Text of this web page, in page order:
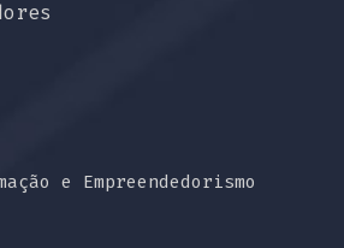
e Empreendedorismo